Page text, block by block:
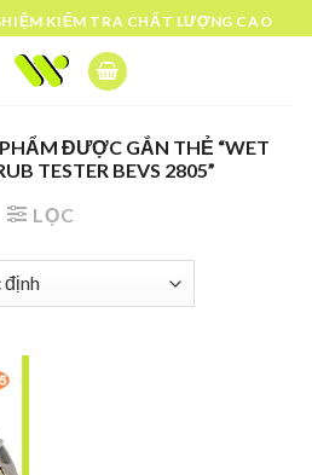
KIỂM TRA CHẤT LƯỢNG CAO
ĐƯỢC GẮN THẺ “WET
TESTER BEVS 2805”
LỌC